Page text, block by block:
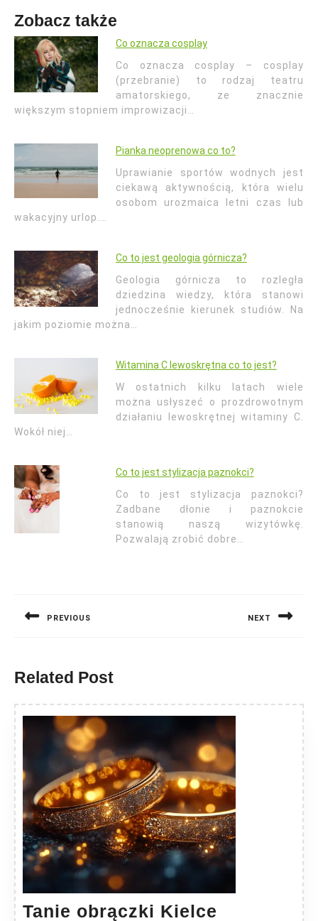
Zobacz także
Co oznacza cosplay
Co oznacza cosplay – cosplay
(przebranie) to rodzaj teatru
amatorskiego, ze znacznie
większym stopniem improwizacji…
Pianka neoprenowa co to?
Uprawianie sportów wodnych jest
ciekawą aktywnością, która wielu
osobom urozmaica letni czas lub
wakacyjny urlop.…
Co to jest geologia górnicza?
Geologia górnicza to rozległa
dziedzina wiedzy, która stanowi
jednocześnie kierunek studiów. Na
jakim poziomie można…
Witamina C lewoskrętna co to jest?
W ostatnich kilku latach wiele
można usłyszeć o prozdrowotnym
działaniu lewoskrętnej witaminy C.
Wokół niej…
Co to jest stylizacja paznokci?
Co to jest stylizacja paznokci?
Zadbane dłonie i paznokcie
stanowią naszą wizytówkę.
Pozwalają zrobić dobre…
PREVIOUS NEXT
Related Post
Tanie obrączki Kielce